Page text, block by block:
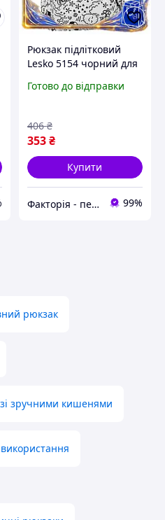
Рюкзак підлітковий
Lesko 5154 чорний для
20-35 л. DM-11
Готово до відправки
353₴
406 ₴
Купити
Факторія - персональна техніка 99%
рюкзак
зручними кишенями